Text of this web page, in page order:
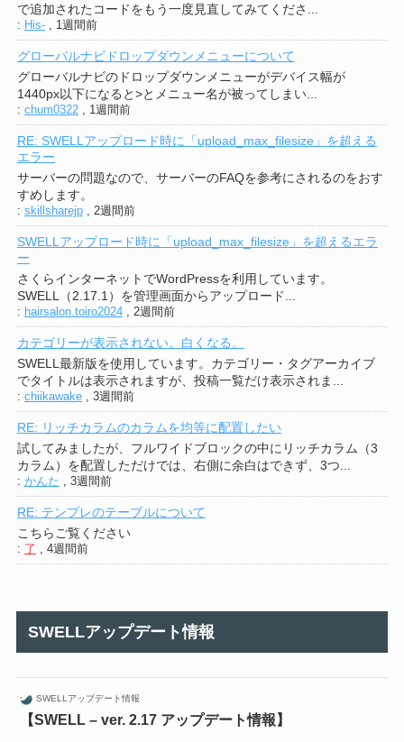
で追加されたコードをもう一度見直してみてくださ...
: His-, 1週間前
グローバルナビドロップダウンメニューについて
グローバルナビのドロップダウンメニューがデバイス幅が
1440px以下になると>とメニュー名が被ってしまい...
: chum0322, 1週間前
RE: SWELLアップロード時に「upload_max_filesize」を超える
エラー
サーバーの問題なので、サーバーのFAQを参考にされるのをおす
すめします。
: skillsharejp, 2週間前
SWELLアップロード時に「upload_max_filesize」を超えるエラ
ー
さくらインターネットでWordPressを利用しています。
SWELL（2.17.1）を管理画面からアップロード...
: hairsalon.toiro2024, 2週間前
カテゴリーが表示されない。白くなる。
SWELL最新版を使用しています。カテゴリー・タグアーカイブ
でタイトルは表示されますが、投稿一覧だけ表示されま...
: chiikawake, 3週間前
RE: リッチカラムのカラムを均等に配置したい
試してみましたが、フルワイドブロックの中にリッチカラム（3
カラム）を配置しただけでは、右側に余白はできず、3つ...
: かんた 3週間前
RE: テンプレのテーブルについて
こちらご覧ください
: 了 4週間前
SWELLアップデート情報
SWELLアップデート情報
【SWELL – ver. 2.17 アップデート情報】